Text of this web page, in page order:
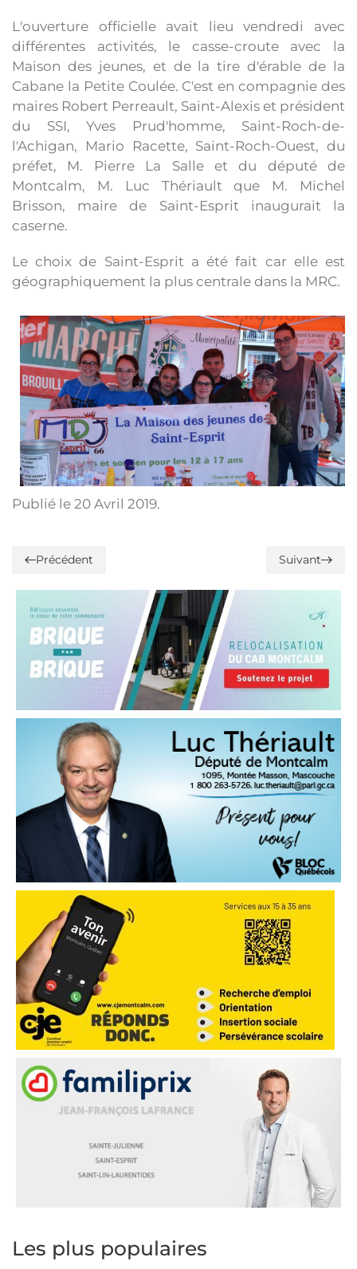
L'ouverture officielle avait lieu vendredi avec
différentes activités, le casse-croute avec la
Maison des jeunes, et de la tire d'érable de la
Cabane la Petite Coulée. C'est en compagnie des
maires Robert Perreault, Saint-Alexis et président
du SSI, Yves Prud'homme, Saint-Roch-de-
l'Achigan, Mario Racette, Saint-Roch-Ouest, du
préfet, M. Pierre La Salle et du député de
Montcalm, M. Luc Thériault que M. Michel
Brisson, maire de Saint-Esprit inaugurait la
caserne.
Le choix de Saint-Esprit a été fait car elle est
géographiquement la plus centrale dans la MRC.
Publié le 20 Avril 2019.
Précédent Suivant
Les plus populaires